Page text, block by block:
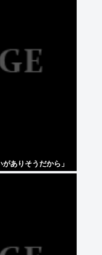
ありそうだから」